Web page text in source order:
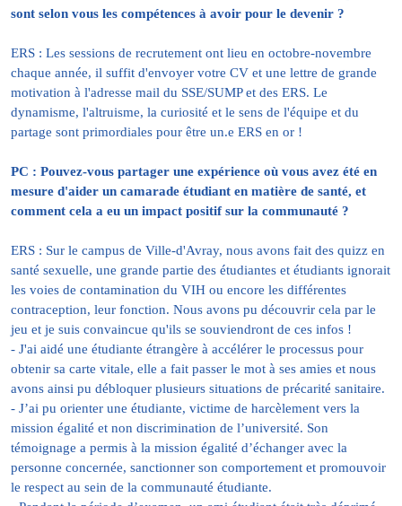
sont selon vous les compétences à avoir pour le devenir ?
ERS : Les sessions de recrutement ont lieu en octobre-novembre
chaque année, il suffit d'envoyer votre CV et une lettre de grande
motivation à l'adresse mail du SSE/SUMP et des ERS. Le
dynamisme, l'altruisme, la curiosité et le sens de l'équipe et du
partage sont primordiales pour être un.e ERS en or !
PC : Pouvez-vous partager une expérience où vous avez été en
mesure d'aider un camarade étudiant en matière de santé, et
comment cela a eu un impact positif sur la communauté ?
ERS : Sur le campus de Ville-d'Avray, nous avons fait des quizz en
santé sexuelle, une grande partie des étudiantes et étudiants ignorait
les voies de contamination du VIH ou encore les différentes
contraception, leur fonction. Nous avons pu découvrir cela par le
jeu et je suis convaincue qu'ils se souviendront de ces infos !
- J'ai aidé une étudiante étrangère à accélérer le processus pour
obtenir sa carte vitale, elle a fait passer le mot à ses amies et nous
avons ainsi pu débloquer plusieurs situations de précarité sanitaire.
- J’ai pu orienter une étudiante, victime de harcèlement vers la
mission égalité et non discrimination de l’université. Son
témoignage a permis à la mission égalité d’échanger avec la
personne concernée, sanctionner son comportement et promouvoir
le respect au sein de la communauté étudiante.